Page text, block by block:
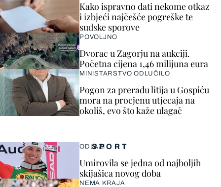
SPORT
ODLAZI
Umirovila se jedna od najboljih
skijašica novog doba
NEMA KRAJA
Kako ispravno dati nekome otkaz
i izbjeći najčešće pogreške te
sudske sporove
POVOLJNO
Dvorac u Zagorju na aukciji.
Početna cijena 1,46 milijuna eura
MINISTARSTVO ODLUČILO
Pogon za preradu litija u Gospiću
mora na procjenu utjecaja na
okoliš, evo što kaže ulagač